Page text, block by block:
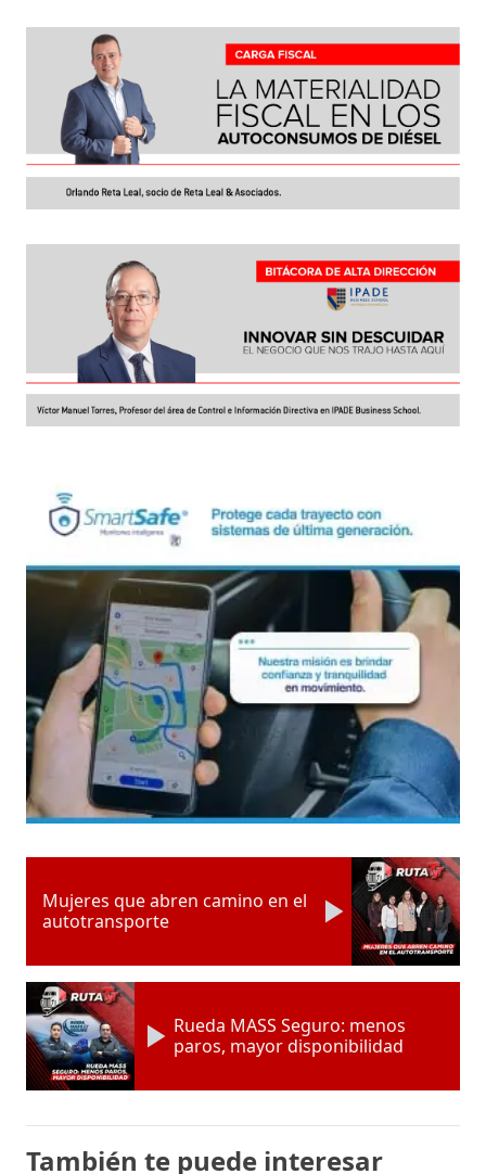
Mujeres que abren camino en el
autotransporte
Rueda MASS Seguro: menos
paros, mayor disponibilidad
También te puede interesar